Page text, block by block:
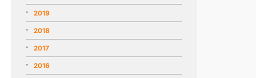
2019
2018
2017
2016